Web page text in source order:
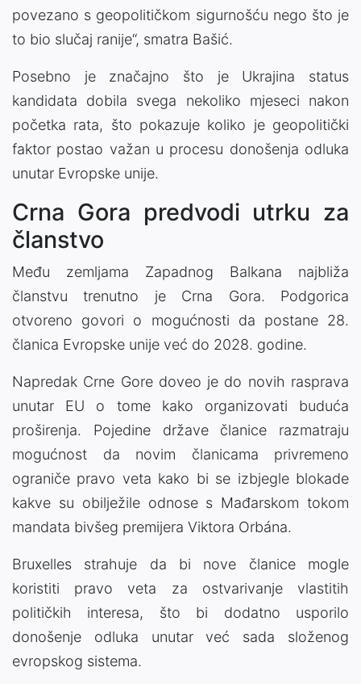
povezano s geopolitičkom sigurnošću nego što je
to bio slučaj ranije“, smatra Bašić.
Posebno je značajno što je Ukrajina status
kandidata dobila svega nekoliko mjeseci nakon
početka rata, što pokazuje koliko je geopolitički
faktor postao važan u procesu donošenja odluka
unutar Evropske unije.
Crna Gora predvodi utrku za
članstvo
Među zemljama Zapadnog Balkana najbliža
članstvu trenutno je Crna Gora. Podgorica
otvoreno govori o mogućnosti da postane 28.
članica Evropske unije već do 2028. godine.
Napredak Crne Gore doveo je do novih rasprava
unutar EU o tome kako organizovati buduća
proširenja. Pojedine države članice razmatraju
mogućnost da novim članicama privremeno
ograniče pravo veta kako bi se izbjegle blokade
kakve su obilježile odnose s Mađarskom tokom
mandata bivšeg premijera Viktora Orbána.
Bruxelles strahuje da bi nove članice mogle
koristiti pravo veta za ostvarivanje vlastitih
političkih interesa, što bi dodatno usporilo
donošenje odluka unutar već sada složenog
evropskog sistema.